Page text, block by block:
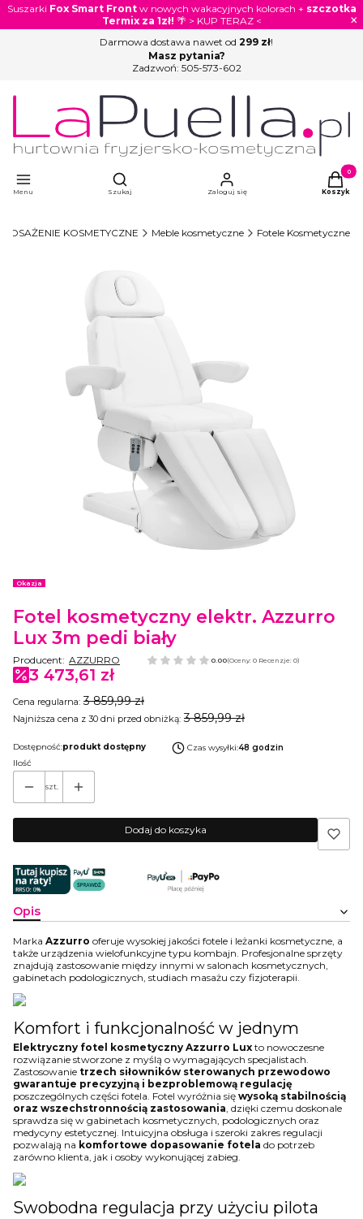
Suszarki Fox Smart Frontw nowych wakacyjnych kolorach + szczotka
Termix za 1zł! 🌴 > KUP TERAZ < ×
Darmowa dostawa nawet od 299 zł!
Masz pytania?
Zadzwoń: 505-573-602
Menu
Otwórz wyszukiwarkę
Szukaj Zaloguj się Koszyk
KOSMETYCZNE Meble kosmetyczne Fotele Kosmetyczne
Etykiety
Okazja
Fotel kosmetyczny elektr. Azzurro
Lux 3m pedi biały
Producent: AZZURRO 0.00(Oceny: 0 Recenzje: 0)
3 473,61 zł
Cena regularna: 3 859,99 zł
Najniższa cena z 30 dni przed obniżką: 3 859,99 zł
Dostępność:produkt dostępny Czas wysyłki:48 godzin
Ilość
szt.
Dodaj do koszyka
Opis
Marka Azzurro oferuje wysokiej jakości fotele i leżanki kosmetyczne, a
także urządzenia wielofunkcyjne typu kombajn. Profesjonalne sprzęty
znajdują zastosowanie między innymi w salonach kosmetycznych,
gabinetach podologicznych, studiach masażu czy fizjoterapii.
Komfort i funkcjonalność w jednym
Elektryczny fotel kosmetyczny Azzurro Lux to nowoczesne
rozwiązanie stworzone z myślą o wymagających specjalistach.
Zastosowanie trzech siłowników sterowanych przewodowo
gwarantuje precyzyjną i bezproblemową regulację
poszczególnych części fotela. Fotel wyróżnia się wysoką stabilnością
oraz wszechstronnością zastosowania , dzięki czemu doskonale
sprawdza się w gabinetach kosmetycznych, podologicznych oraz
medycyny estetycznej. Intuicyjna obsługa i szeroki zakres regulacji
pozwalają na komfortowe dopasowanie fotela do potrzeb
zarówno klienta, jak i osoby wykonującej zabieg.
Swobodna regulacja przy użyciu pilota